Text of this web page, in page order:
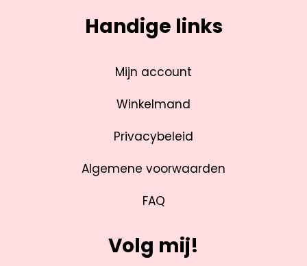
Handige links
Mijn account
Winkelmand
Privacybeleid
Algemene voorwaarden
FAQ
Volg mij!